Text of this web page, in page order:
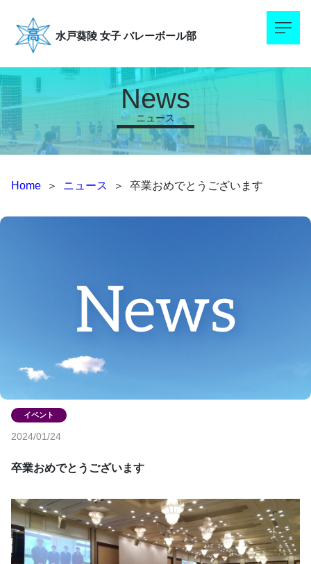
水戸葵陵 女子 バレーボール部
ニュース
News
Home ＞ ニュース ＞ 卒業おめでとうございます
2024/01/24
卒業おめでとうございます